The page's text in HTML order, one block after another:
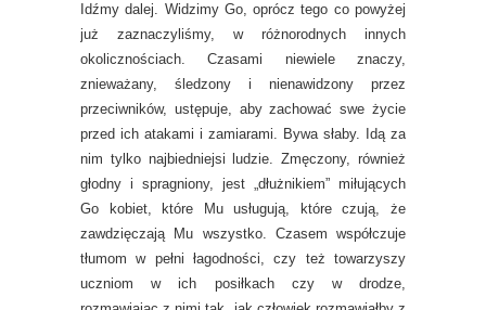
Idźmy dalej. Widzimy Go, oprócz tego co powyżej
już zaznaczyliśmy, w różnorodnych innych
okolicznościach. Czasami niewiele znaczy,
znieważany, śledzony i nienawidzony przez
przeciwników, ustępuje, aby zachować swe życie
przed ich atakami i zamiarami. Bywa słaby. Idą za
nim tylko najbiedniejsi ludzie. Zmęczony, również
głodny i spragniony, jest „dłużnikiem” miłujących
Go kobiet, które Mu usługują, które czują, że
zawdzięczają Mu wszystko. Czasem współczuje
tłumom w pełni łagodności, czy też towarzyszy
uczniom w ich posiłkach czy w drodze,